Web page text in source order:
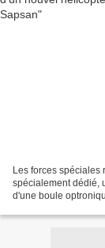
Les forces spéciales
spécialement dédié,
d'une boule